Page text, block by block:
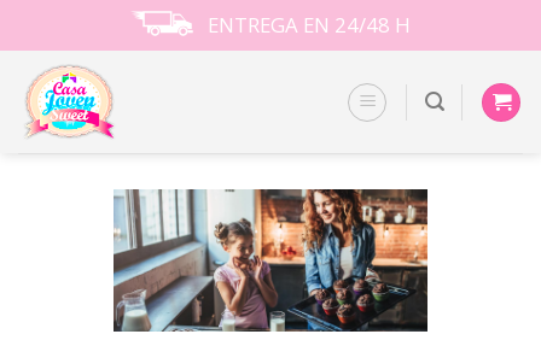
to
content
ENTREGA EN 24/48 H